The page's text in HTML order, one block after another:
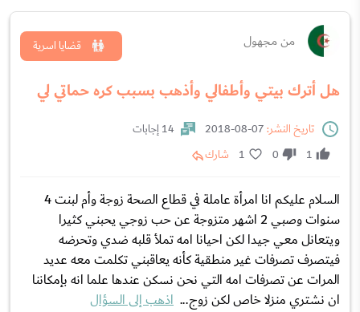
من مجهول
هل أترك بيتي وأطفالي وأذهب بسبب كره حماتي لي
قضايا اسرية
تاريخ النشر:
14 إجابات
1
0
1 شارك
السلام عليكم انا امرأة عاملة في قطاع الصحة زوجة وأم لبنت 4
سنوات وصبي 2 اشهر متزوجة عن حب زوجي يحبني كثيرا
ويتعانل معي جيدا لكن احيانا امه تملأ قلبه ضدي وتحرضه
فيتصرف تصرفات غير منطقية كأنه يعاقبني تكلمت معه عديد
المرات عن تصرفات امه التي نحن نسكن عندها علما انه بإمكاننا
ان نشتري منزلا خاص لكن زوج... اذهب إلى السؤال